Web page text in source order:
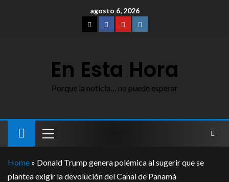
agosto 6, 2026
En Esta Hora
Porque la noticia… no puede esperar
Home » Donald Trump genera polémica al sugerir que se
plantea exigir la devolución del Canal de Panamá